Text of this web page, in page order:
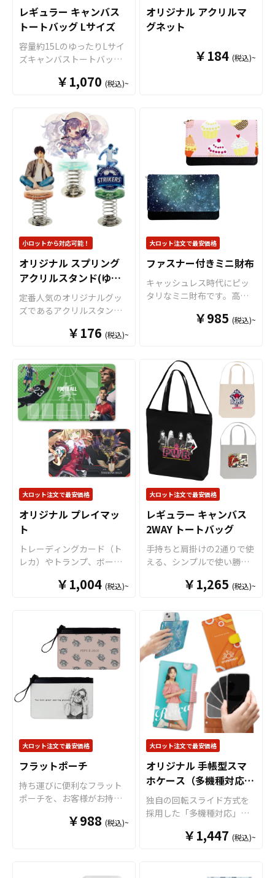
ラクターの身体がゆらゆら
と揺れたり、「推し活うち
わ」がくるくる回るアイド
ルグッズ、ルーレットでメ
ニューを決める飲食店のノ
ベルティグッズなど、特殊
パーツの使い方次第で他に
ーを制作することができま
す。販売に必要な資材も取
り揃えておりますので、お
客様にはデザインをご入稿
いただくだけでオリジナル
商品として販売していただ
くことができます。お気軽
にご相談ください。
販売に必要な資材も取り揃
えておりますので、お客様
だくだけでオリジナル商品
として販売していただくこ
レギュラー キャンバス
トートバッグ Lサイズ
容量約15LのゆったりLサイ
ズキャンバストートバッ
ぽり入る大容量設計で、通
グとして申し分のない収納
力が自慢です。綿100％の丈
夫なキャンバス生地を使用
し、複雑な形状や色数の多
いデザインでも印刷単価が
従来方式に比べて比較的リ
ーズナブルとなっているこ
とも特徴です。企業やショ
ップのノベルティ、フェス
やイベント、アニメグッズ
等の販促品等様々なシーン
でご利用いただける人気の
アイテムです。OEMなどの
販売に必要な資材も取り揃
えておりますので、お客様
にはデザインをご入稿いた
だくだけでオリジナル商品
として販売していただくこ
とができます。 トートバッ
ポーツ、官公庁、またコミ
ケなどの同人グッズ販売な
ど様々な業界に人気です。
国内生産で短納期、小ロッ
トからの製作も承っており
ますので、、個人のお客様
から企業・業者のかた問わ
ずお気軽にご相談くださ
￥1,070 (税込)~
オリジナル アクリルマ
グネット
￥184 (税込)~
小ロットから対応可能！
オリジナル スプリング
アクリルスタンド(ゆら
ゆらアクスタ)
定番人気のオリジナルグッ
ズであるアクリルスタンド
ングアクリルスタンド を、
ルデザインにて制作いたし
ます。 推し活グッズとして
も定番化されているアクリ
ルスタンド。バネでゆらゆ
ら揺れてインパクトのある
アクリルスタンドは、指で
軽く触れるだけで揺れるの
で、ちょっとした癒しにな
ります。 アクリルは透明度
の高い高品質な素材を使
用。キャラクターやイラス
ト、写真などのお好きなデ
ザインを高精細プリンター
でフルカラー印刷し、自由
な形にダイカット加工で仕
上げます。台座部分にもプ
リントが可能で、形状やサ
イズも自由自在です。スプ
リングアクリルスタンドは
￥176 (税込)~
大ロット注文で最安価格
ファスナー付きミニ財布
キャッシュレス時代にピッ
タリなミニ財布です。高品
ナル財布を、お客様がお持
に必要な資材も取り揃えて
おりますので、お客様には
デザインをご入稿いただく
だけでオリジナル商品とし
て販売していただくことが
できます。 ファスナー付き
ミニ財布はアニメ、エンタ
メ、スポーツ、官公庁、同
人グッズなど様々な業界に
人気です。 国内生産で小ロ
ットからの制作も承ってお
りますので、お気軽にご相
談ください。
￥985 (税込)~
大ロット注文で最安価格
オリジナル プレイマッ
ト
トレーディングカード（ト
レカ）やトランプ、ボード
ゲーム専用の「プレイマッ
す。ケイオーのオリジナル
プレイマットは、サラサラ
と手触りが良くカードがく
っつかないポリエステル生
地を採用。裏面は天然ゴム
の滑り止め加工が施されて
いるのでズレにくく、白熱
するゲームにしっかりと集
レイマットのサイズはSサイ
ズ（約550mm×300mm）
と、Mサイズ（約
600mm×350mm）の2種
類をご用意。どちらも持ち
デザインは、昇華転写によ
￥1,004 (税込)~
大ロット注文で最安価格
レギュラー キャンバス
2WAY トートバッグ
手持ちと肩掛けの2通りで使
える、シンプルで使い勝手
す。しっかりとしたキャン
日常使いはもちろん、通
勤・通学など幅広いシーン
で活躍します。内ポケット
付きで、小物の整理がしや
すいのもポイントです。 ベ
ーシックで飽きのこないデ
ザインはオリジナルプリン
トとの相性も良く、企業や
ショップのノベルティ、イ
ベントグッズ、販売用アイ
テムとしても人気がありま
す。シンプルな形状のため
デザインが映えやすく、幅
広い用途に対応できる実用
性の高いアイテムです。 普
段使いしやすいため長く愛
用されやすく、販促効果も
期待できます。個人利用か
ら法人用途まで、さまざま
￥1,265 (税込)~
大ロット注文で最安価格
フラットポーチ
持ち運びに便利なフラット
ポーチを、お客様がお持ち
ます。販売に必要な資材も
ル商品として販売していた
￥988 (税込)~
大ロット注文で最安価格
オリジナル 手帳型スマ
ホケース（多機種対応
回転スライド方式）全面
プリントタイプ
独自の回転スライド方式を
採用した「多機種対応」の
ケイオーの手帳型スマホケ
￥1,447 (税込)~